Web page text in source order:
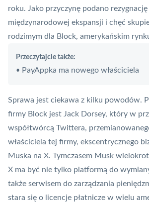
roku. Jako przyczynę podano rezygnację
międzynarodowej ekspansji i chęć
rodzimym dla Block, amerykańskim
Przeczytajcie także:
• PayAppka ma nowego właściciela
Sprawa jest ciekawa z kilku powodów.
firmy Block jest Jack Dorsey, który w
współtwórcą Twittera,
właściciela tej firmy, ekscentrycznego
Muska na X. Tymczasem Musk
X ma być nie tylko platformą do
także serwisem do zarządzania
stara się o licencje płatnicze w wielu